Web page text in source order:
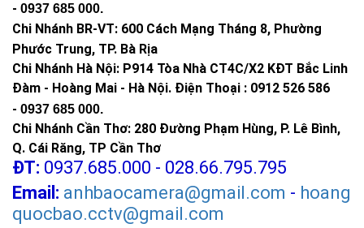
- 0937 685 000.
Chi Nhánh BR-VT: 600 Cách Mạng Tháng 8, Phường
Phước Trung, TP. Bà Rịa
Chi Nhánh Hà Nội: P914 Tòa Nhà CT4C/X2 KĐT Bắc Linh
Đàm - Hoàng Mai - Hà Nội. Điện Thoại : 0912 526 586
- 0937 685 000.
Chi Nhánh Cần Thơ: 280 Đường Phạm Hùng, P. Lê Bình,
Q. Cái Răng, TP Cần Thơ
ĐT: 0937.685.000 - 028.66.795.795
Email: anhbaocamera@gmail.com - hoang
quocbao.cctv@gmail.com